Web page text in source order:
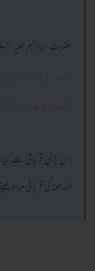
حضرت ابراہیم علیہ
نے ایک
اسے چھٹرا لیا۔‘‘
اس بڑی قربانی
اللہ عنہ کی قربانی